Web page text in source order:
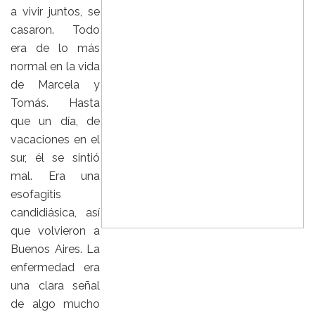
a vivir juntos, se
casaron. Todo
era de lo más
normal en la vida
de Marcela y
Tomás. Hasta
que un día, de
vacaciones en el
sur, él se sintió
mal. Era una
esofagitis
candidiásica, así
que volvieron a
Buenos Aires. La
enfermedad era
una clara señal
de algo mucho